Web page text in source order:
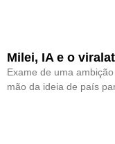
Milei, IA e o
Exame de uma
mão da ideia de país